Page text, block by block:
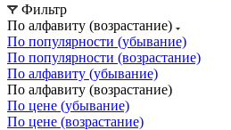
Фильтр
По алфавиту (возрастание)
По популярности (убывание)
По популярности (возрастание)
По алфавиту (убывание)
По алфавиту (возрастание)
По цене (убывание)
По цене (возрастание)